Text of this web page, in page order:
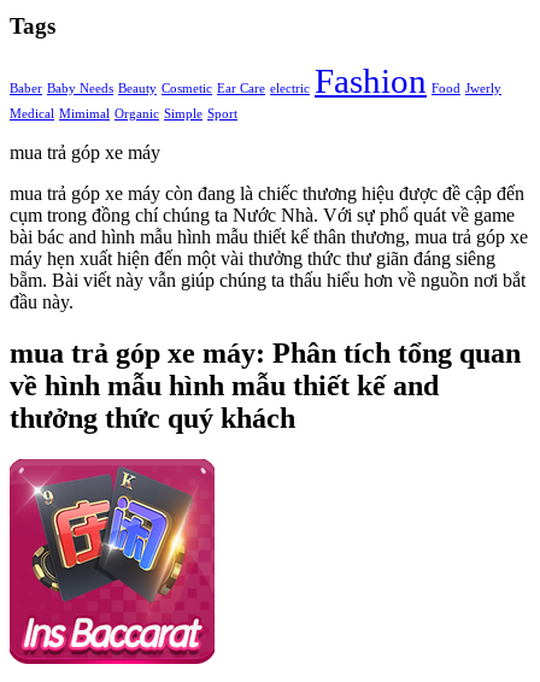
Tags
Baber Baby Needs Beauty Cosmetic Ear Care electric Fashion Food Jwerly
Medical Mimimal Organic Simple Sport
mua trả góp xe máy
mua trả góp xe máy còn đang là chiếc thương hiệu được đề cập đến
cụm trong đồng chí chúng ta Nước Nhà. Với sự phổ quát về game
bài bác and hình mẫu hình mẫu thiết kế thân thương, mua trả góp xe
máy hẹn xuất hiện đến một vài thưởng thức thư giãn đáng siêng
bẵm. Bài viết này vẫn giúp chúng ta thấu hiểu hơn về nguồn nơi bắt
đầu này.
mua trả góp xe máy: Phân tích tổng quan
về hình mẫu hình mẫu thiết kế and
thưởng thức quý khách